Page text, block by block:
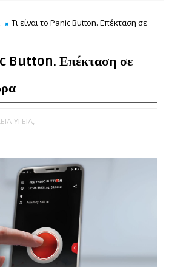
Τι είναι το Panic Button. Επέκταση σε
Button. Επέκταση σε
ΥΓΕΙΑ,